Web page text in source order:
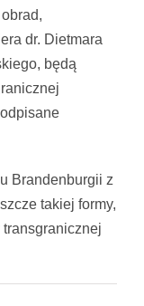
dr. Dietmara
będą
Brandenburgii z
takiej formy,
transgranicznej